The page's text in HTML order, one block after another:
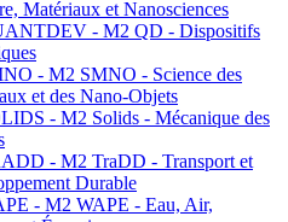
Matériaux et Nanosciences
- M2 QD - Dispositifs
- M2 SMNO - Science des
et des Nano-Objets
- M2 Solids - Mécanique des
- M2 TraDD - Transport et
Durable
- M2 WAPE - Eau, Air,